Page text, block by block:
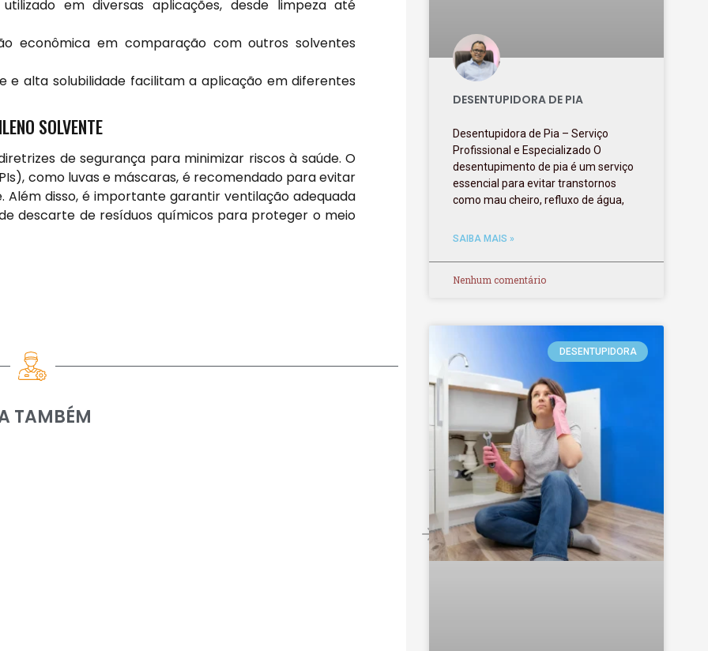
em diversas aplicações, desde limpeza até
econômica em comparação com outros solventes
e alta solubilidade facilitam a aplicação em diferentes
SOLVENTE
de segurança para minimizar riscos à saúde. O
como luvas e máscaras, é recomendado para evitar
disso, é importante garantir ventilação adequada
descarte de resíduos químicos para proteger o meio
TAMBÉM
DESENTUPIDORA DE PIA
Desentupidora de Pia – Serviço
Profissional e Especializado O
desentupimento de pia é um serviço
essencial para evitar transtornos
como mau cheiro, refluxo de água,
SAIBA MAIS »
Nenhum comentário
DESENTUPIDORA